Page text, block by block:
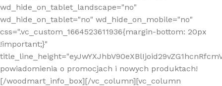
wd_hide_on_tablet_landscape="no"
wd_hide_on_tablet="no" wd_hide_on_mobile="no"
css=".vc_custom_1664523611936{margin-bottom: 20px
!important;}"
powiadomienia o promocjach i nowych produktach!
[/woodmart_info_box][/vc_column][vc_column